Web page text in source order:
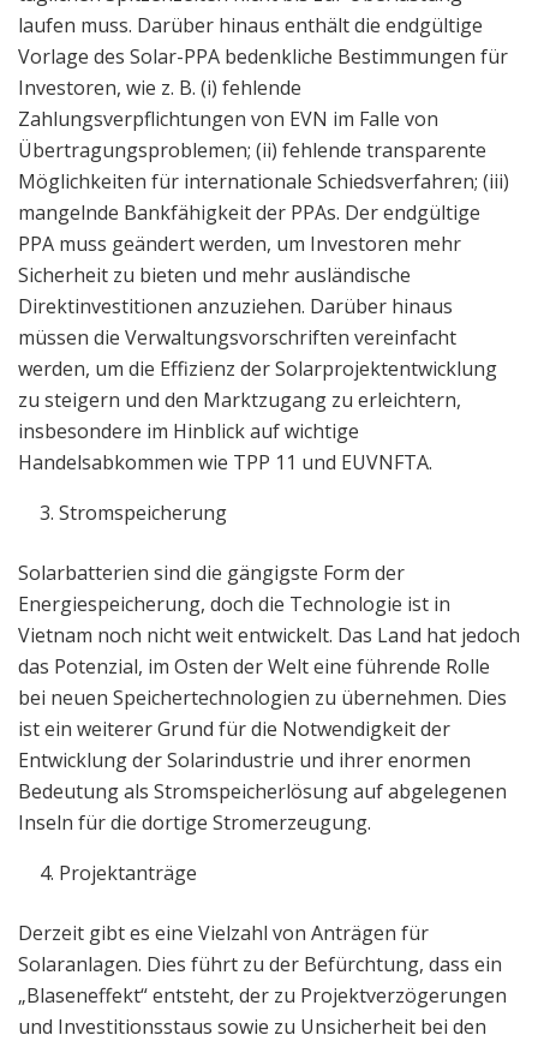
laufen muss. Darüber hinaus enthält die endgültige
Vorlage des Solar-PPA bedenkliche Bestimmungen für
Investoren, wie z. B. (i) fehlende
Zahlungsverpflichtungen von EVN im Falle von
Übertragungsproblemen; (ii) fehlende transparente
Möglichkeiten für internationale Schiedsverfahren; (iii)
mangelnde Bankfähigkeit der PPAs. Der endgültige
PPA muss geändert werden, um Investoren mehr
Sicherheit zu bieten und mehr ausländische
Direktinvestitionen anzuziehen. Darüber hinaus
müssen die Verwaltungsvorschriften vereinfacht
werden, um die Effizienz der Solarprojektentwicklung
zu steigern und den Marktzugang zu erleichtern,
insbesondere im Hinblick auf wichtige
Handelsabkommen wie TPP 11 und EUVNFTA.
Stromspeicherung
Solarbatterien sind die gängigste Form der
Energiespeicherung, doch die Technologie ist in
Vietnam noch nicht weit entwickelt. Das Land hat jedoch
das Potenzial, im Osten der Welt eine führende Rolle
bei neuen Speichertechnologien zu übernehmen. Dies
ist ein weiterer Grund für die Notwendigkeit der
Entwicklung der Solarindustrie und ihrer enormen
Bedeutung als Stromspeicherlösung auf abgelegenen
Inseln für die dortige Stromerzeugung.
Projektanträge
Derzeit gibt es eine Vielzahl von Anträgen für
Solaranlagen. Dies führt zu der Befürchtung, dass ein
„Blaseneffekt“ entsteht, der zu Projektverzögerungen
und Investitionsstaus sowie zu Unsicherheit bei den